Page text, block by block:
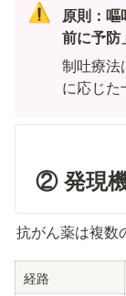
⚠️
原則：嘔
前に予防」
制吐療法
に応じた
② 発現
抗がん薬は複数
経路